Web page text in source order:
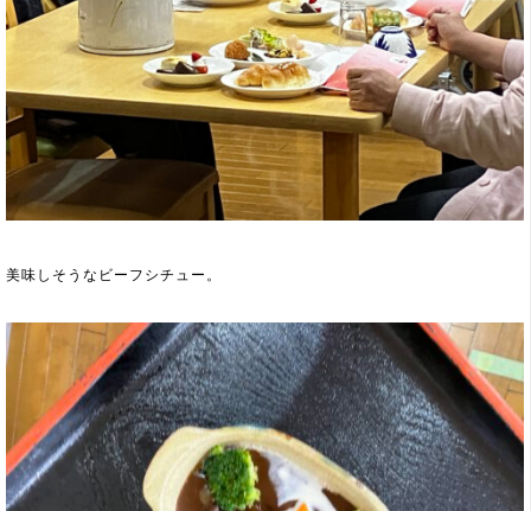
美味しそうなビーフシチュー。